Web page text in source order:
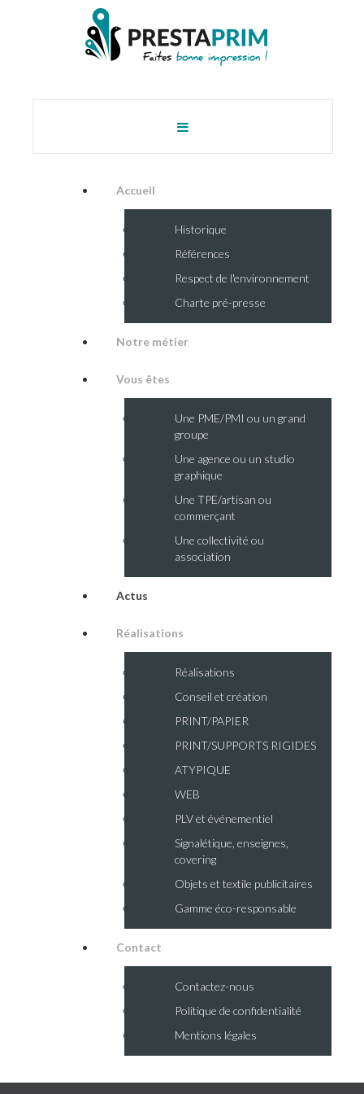
Accueil
Historique
Références
Respect de l'environnement
Charte pré-presse
Notre métier
Vous êtes
Une PME/PMI ou un grand
groupe
Une agence ou un studio
graphique
Une TPE/artisan ou
commerçant
Une collectivité ou
association
Actus
Réalisations
Réalisations
Conseil et création
PRINT/PAPIER
PRINT/SUPPORTS RIGIDES
ATYPIQUE
WEB
PLV et événementiel
Signalétique, enseignes,
covering
Objets et textile publicitaires
Gamme éco-responsable
Contact
Contactez-nous
Politique de confidentialité
Mentions légales